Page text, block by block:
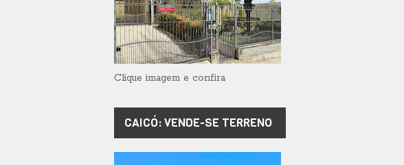
Clique imagem e confira
CAICÓ: VENDE-SE TERRENO